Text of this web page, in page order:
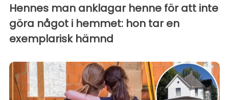
Hennes man anklagar henne för att inte
göra något i hemmet: hon tar en
exemplarisk hämnd